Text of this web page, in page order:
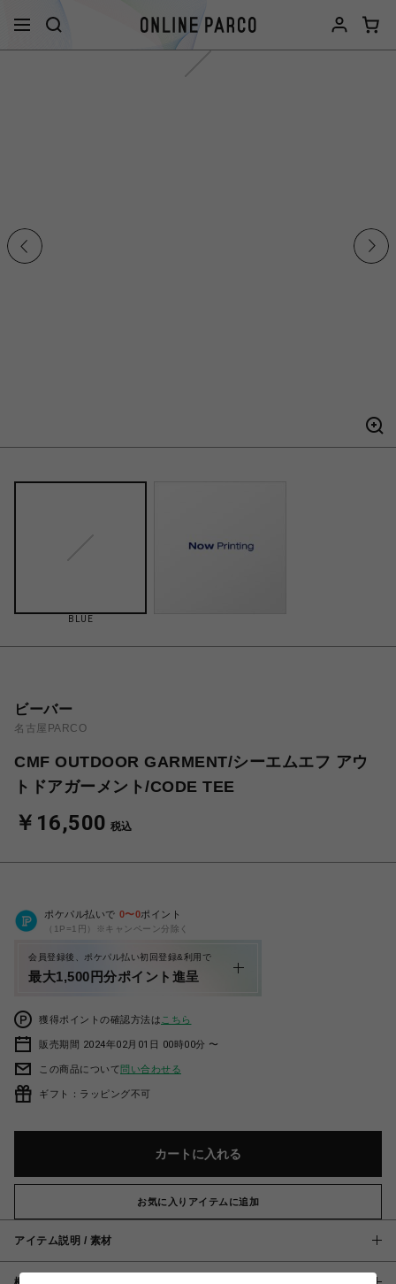
BLUE
ビーバー
名古屋PARCO
CMF OUTDOOR GARMENT/シーエムエフ アウ
トドアガーメント/CODE TEE
￥16,500 税込
ポケパル払いで 0〜0ポイント
（1P=1円）※キャンペーン分除く
会員登録後、ポケパル払い初回登録&利用で
最大1,500円分ポイント進呈
獲得ポイントの確認方法は こちら
販売期間 2024年02月01日 00時00分 〜
この商品について問い合わせる
ギフト：ラッピング不可
カートに入れる
お気に入りアイテムに追加
アイテム説明 / 素材